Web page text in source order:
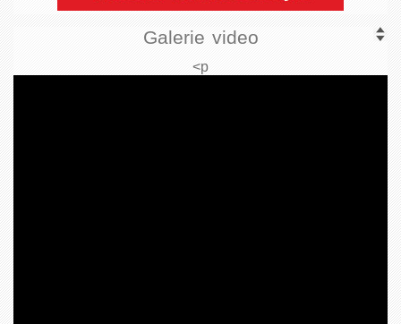
Galerie video
<p